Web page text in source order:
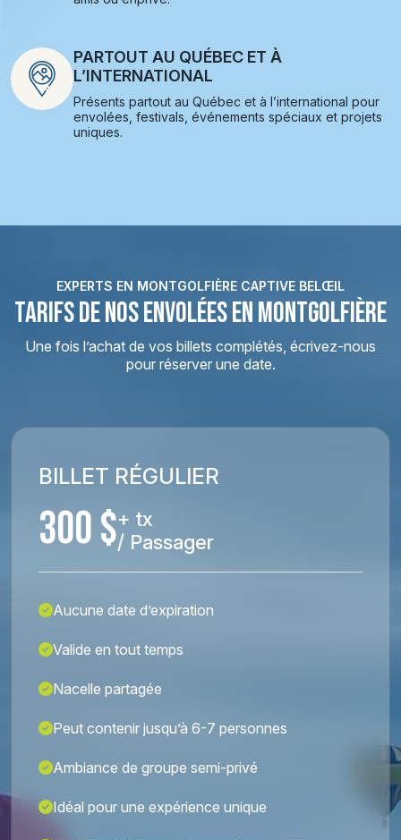
PARTOUT AU QUÉBEC ET À
L’INTERNATIONAL
Présents partout au Québec et à l’international pour
envolées, festivals, événements spéciaux et projets
uniques.
EXPERTS EN MONTGOLFIÈRE CAPTIVE BELŒIL
TARIFS DE NOS ENVOLÉES EN MONTGOLFIÈRE
Une fois l’achat de vos billets complétés, écrivez-nous
pour réserver une date.
BILLET RÉGULIER
300 $+ tx
/ Passager
Aucune date d’expiration
Valide en tout temps
Nacelle partagée
Peut contenir jusqu’à 6-7 personnes
Ambiance de groupe semi-privé
Idéal pour une expérience unique